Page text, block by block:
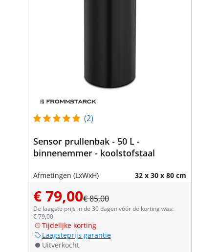
(2)
Sensor prullenbak - 50 L -
binnenemmer - koolstofstaal
Afmetingen (LxWxH) 32 x 30 x 80 cm
€ 79,00€ 85,00
De laagste prijs in de 30 dagen vóór de korting was:
€ 79,00
Tijdelijke korting
Laagsteprijs garantie
Uitverkocht